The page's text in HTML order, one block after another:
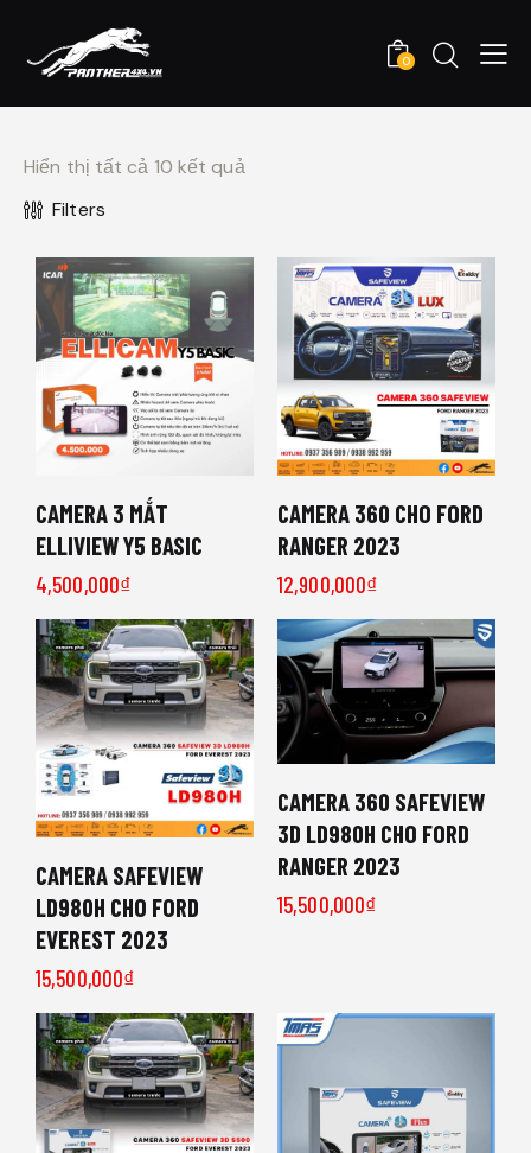
0
Hiển thị tất cả 10 kết quả
Filters
CAMERA 3 MẮT
ELLIVIEW Y5 BASIC
4,500,000₫
CAMERA 360 CHO FORD
RANGER 2023
12,900,000₫
CAMERA SAFEVIEW
LD980H CHO FORD
EVEREST 2023
15,500,000₫
CAMERA 360 SAFEVIEW
3D LD980H CHO FORD
RANGER 2023
15,500,000₫